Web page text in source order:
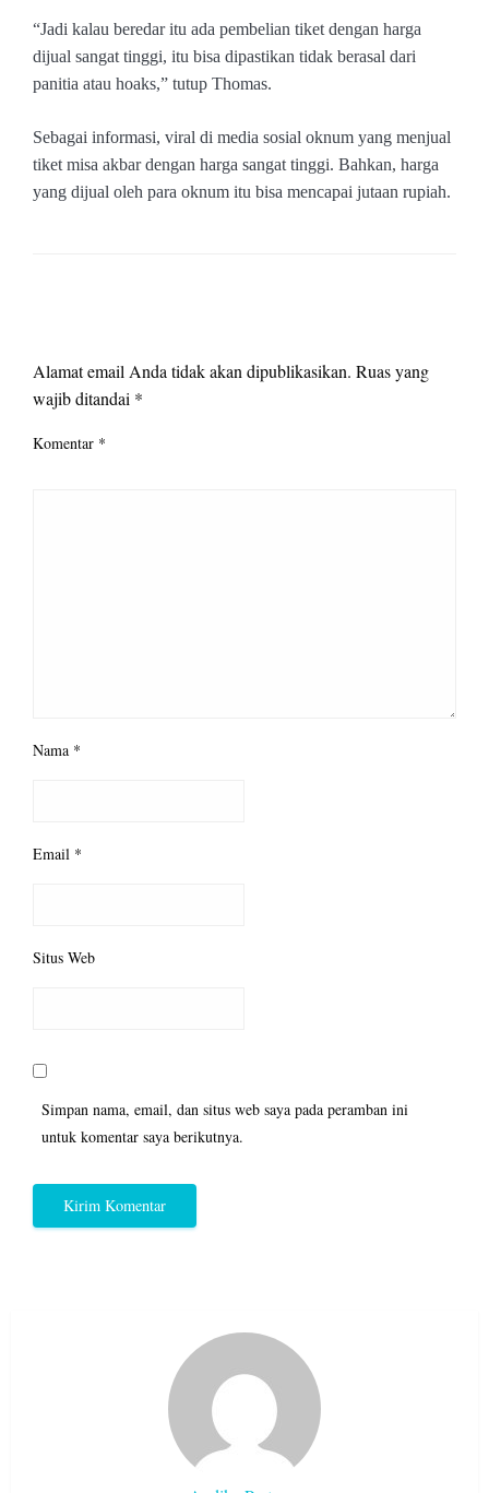
“Jadi kalau beredar itu ada pembelian tiket dengan harga
dijual sangat tinggi, itu bisa dipastikan tidak berasal dari
panitia atau hoaks,” tutup Thomas.
Sebagai informasi, viral di media sosial oknum yang menjual
tiket misa akbar dengan harga sangat tinggi. Bahkan, harga
yang dijual oleh para oknum itu bisa mencapai jutaan rupiah.
Alamat email Anda tidak akan dipublikasikan. Ruas yang
wajib ditandai *
Komentar *
Nama *
Email *
Situs Web
Simpan nama, email, dan situs web saya pada peramban ini
untuk komentar saya berikutnya.